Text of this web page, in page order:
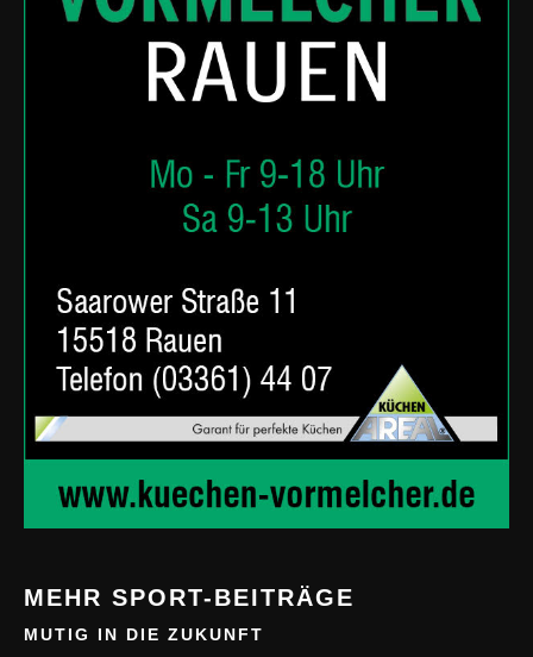
MEHR SPORT-BEITRÄGE
MUTIG IN DIE ZUKUNFT